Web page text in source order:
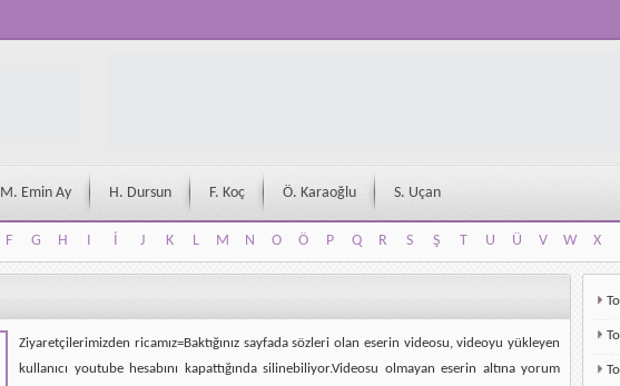
M. Emin Ay H. Dursun F. Koç Ö. Karaoğlu S. Uçan
F G H I İ J K L M N O Ö P Q R S Ş T U Ü V W X
F G H I İ J K L M N O Ö P Q R S Ş T U Ü V W X
Ziyaretçilerimizden ricamız=Baktığınız sayfada sözleri olan eserin videosu, videoyu yükleyen
kullanıcı youtube hesabını kapattığında silinebiliyor.Videosu olmayan eserin altına yorum